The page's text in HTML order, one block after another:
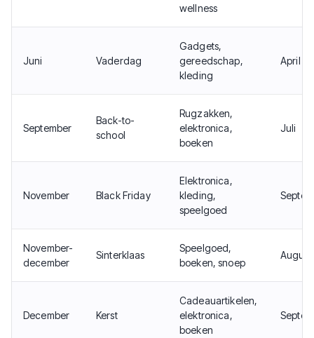
wellness
Juni Vaderdag
Gadgets,
gereedschap,
kleding
April
September
Back-to-
school
Rugzakken,
elektronica,
boeken
Juli
November Black Friday
Elektronica,
kleding,
speelgoed
November-
december
Sinterklaas
Speelgoed,
boeken, snoep
December Kerst
Cadeauartikelen,
elektronica,
boeken